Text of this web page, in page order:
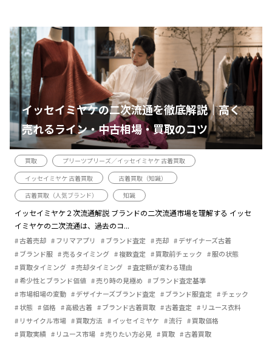
イッセイミヤケの二次流通を徹底解説｜高く
売れるライン・中古相場・買取のコツ
買取
プリーツプリーズ／イッセイミヤケ 古着買取
イッセイミヤケ 古着買取
古着買取（知識）
古着買取（人気ブランド）
知識
イッセイミヤケ２次流通解説 ブランドの二次流通市場を理解する イッセ
イミヤケの二次流通は、過去のコ...
古着売却 フリマアプリ ブランド査定 売却
デザイナーズ古着
ブランド服
売るタイミング 複数査定 買取前チェック
服の状態
買取タイミング
売却タイミング
査定額が変わる理由
希少性とブランド価値
売り時の見極め
ブランド査定基準
市場相場の変動
デザイナーズブランド査定 ブランド服査定
チェック
状態
価格 高級古着 ブランド古着買取 古着査定
リユース衣料
リサイクル市場
買取方法 イッセイミヤケ 流行
買取価格
買取実績
リユース市場 売りたい方必見 買取
古着買取